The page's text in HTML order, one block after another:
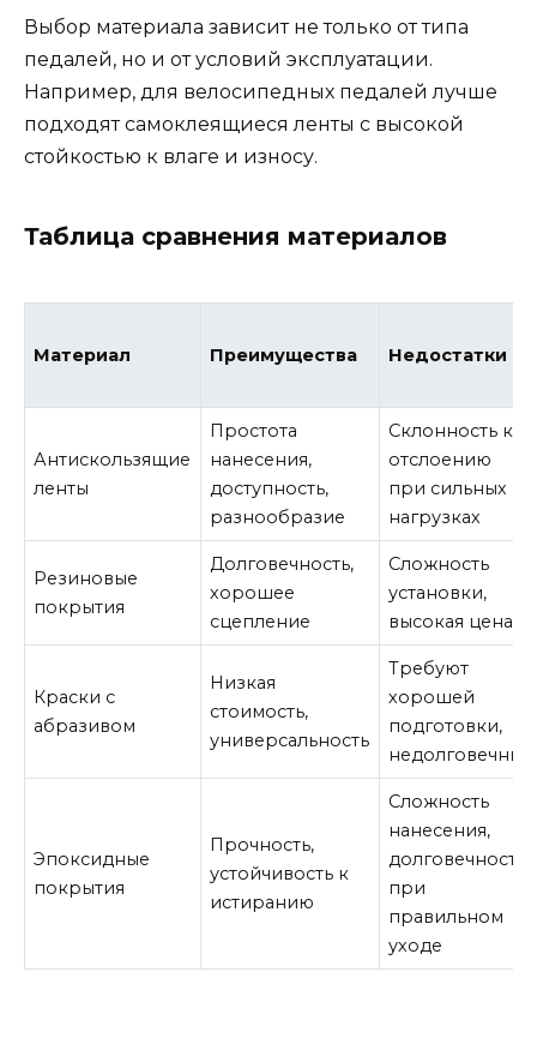
Выбор материала зависит не только от типа
педалей, но и от условий эксплуатации.
Например, для велосипедных педалей лучше
подходят самоклеящиеся ленты с высокой
стойкостью к влаге и износу.
Таблица сравнения материалов
Материал Преимущества Недостатки
Антискользящие
ленты
Простота
нанесения,
доступность,
разнообразие
Склонность к
отслоению
при сильных
нагрузках
Резиновые
покрытия
Долговечность,
хорошее
сцепление
Сложность
установки,
высокая цена
Краски с
абразивом
Низкая
стоимость,
универсальность
Требуют
хорошей
подготовки,
недолговечны
Эпоксидные
покрытия
Прочность,
устойчивость к
истиранию
Сложность
нанесения,
долговечность
при
правильном
уходе